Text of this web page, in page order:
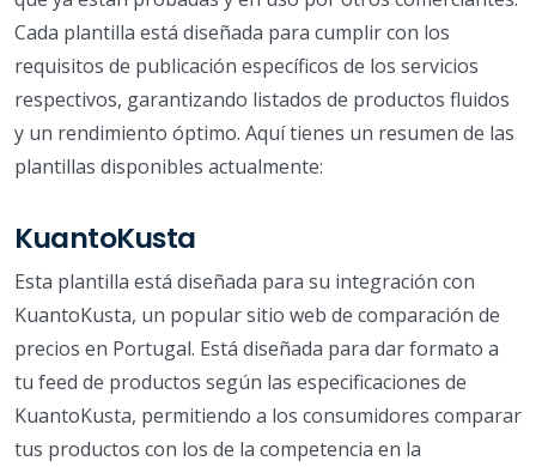
Cada plantilla está diseñada para cumplir con los
requisitos de publicación específicos de los servicios
respectivos, garantizando listados de productos fluidos
y un rendimiento óptimo. Aquí tienes un resumen de las
plantillas disponibles actualmente:
KuantoKusta
Esta plantilla está diseñada para su integración con
KuantoKusta, un popular sitio web de comparación de
precios en Portugal. Está diseñada para dar formato a
tu feed de productos según las especificaciones de
KuantoKusta, permitiendo a los consumidores comparar
tus productos con los de la competencia en la